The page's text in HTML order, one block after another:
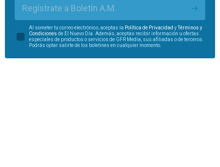
Regístrate a Boletín A.M.
Al someter tu correo electrónico, aceptas la Política de Privacidad yTérminos y
Condiciones de El Nuevo Día. Además, aceptas recibir información u ofertas
especiales de productos o servicios de GFR Media, sus afiliadas o de terceros.
Podrás optar salirte de los boletines en cualquier momento.